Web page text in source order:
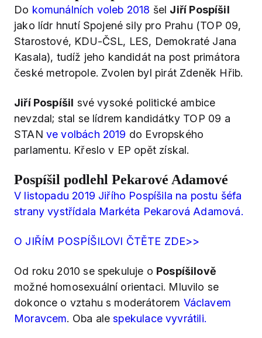
Do komunálních voleb 2018 šel Jiří Pospíšil
jako lídr hnutí Spojené sily pro Prahu (TOP 09,
Starostové, KDU-ČSL, LES, Demokraté Jana
Kasala), tudíž jeho kandidát na post primátora
české metropole. Zvolen byl pirát Zdeněk Hřib.
Jiří Pospíšil své vysoké politické ambice
nevzdal; stal se lídrem kandidátky TOP 09 a
STAN ve volbách 2019 do Evropského
parlamentu. Křeslo v EP opět získal.
Pospíšil podlehl Pekarové Adamové
V listopadu 2019 Jiřího Pospíšila na postu šéfa
strany vystřídala Markéta Pekarová Adamová.
O JIŘÍM POSPÍŠILOVI ČTĚTE ZDE>>
Od roku 2010 se spekuluje o Pospíšilově
možné homosexuální orientaci. Mluvilo se
dokonce o vztahu s moderátorem Václavem
Moravcem. Oba alespekulace vyvrátili.